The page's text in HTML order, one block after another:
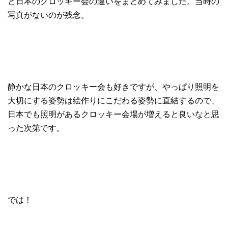
写真がないのが残念。
静かな日本のクロッキー会も好きですが、やっぱり照明を
大切にする姿勢は絵作りにこだわる姿勢に直結するので、
日本でも照明があるクロッキー会場が増えると良いなと思
った次第です。
では！